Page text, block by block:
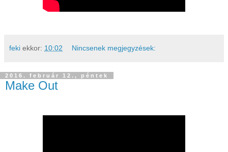
feki ekkor: 10:02 Nincsenek megjegyzések:
2016. február 12., péntek
Make Out